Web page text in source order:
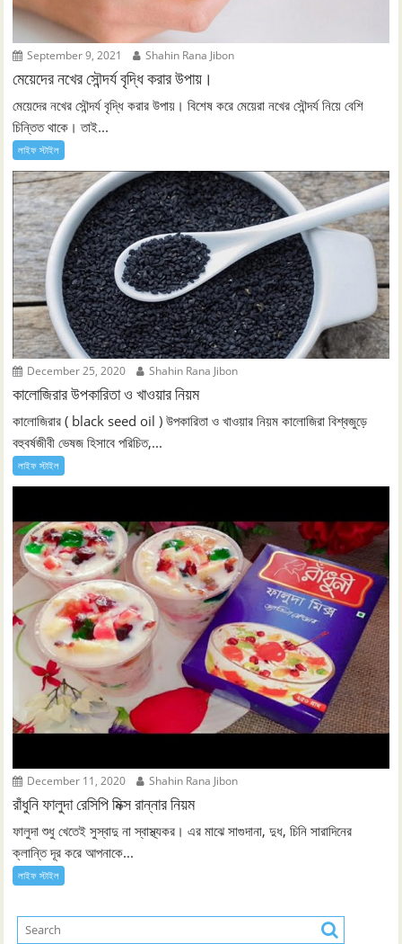
September 9, 2021 Shahin Rana Jibon
মেয়েদের নখের সৌন্দর্য বৃদ্ধি করার উপায়।
মেয়েদের নখের সৌন্দর্য বৃদ্ধি করার উপায়। বিশেষ করে মেয়েরা নখের সৌন্দর্য নিয়ে বেশি
চিন্তিত থাকে। তাই...
লাইফ স্টাইল
December 25, 2020 Shahin Rana Jibon
কালোজিরার উপকারিতা ও খাওয়ার নিয়ম
কালোজিরার ( black seed oil ) উপকারিতা ও খাওয়ার নিয়ম কালোজিরা বিশ্বজুড়ে
বহুবর্ষজীবী ভেষজ হিসাবে পরিচিত,...
লাইফ স্টাইল
December 11, 2020 Shahin Rana Jibon
রাঁধুনি ফালুদা রেসিপি মিক্স রান্নার নিয়ম
ফালুদা শুধু খেতেই সুস্বাদু না স্বাস্থ্যকর। এর মাঝে সাগুদানা, দুধ, চিনি সারাদিনের
ক্লান্তি দূর করে আপনাকে...
লাইফ স্টাইল